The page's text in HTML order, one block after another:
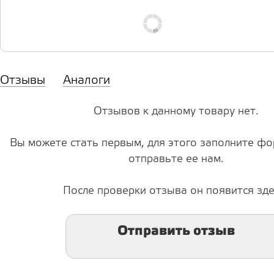
Отзывы Аналоги
Отзывов к данному товару нет.
Вы можете стать первым, для этого заполните
отправьте ее нам.
После проверки отзыва он появится
Отправить отзыв